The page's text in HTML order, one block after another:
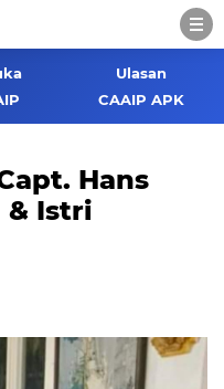
Ulasan
CAAIP APK
Hans
& Istri